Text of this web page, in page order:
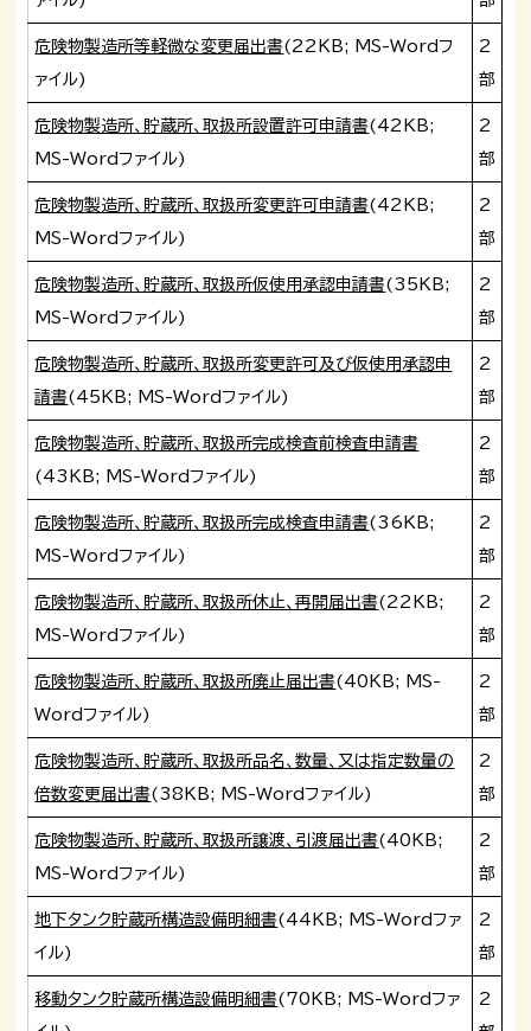
危険物製造所等軽微な変更届出書(22KB; MS-Wordフ
ァイル)
2
部
危険物製造所、貯蔵所、取扱所設置許可申請書(42KB;
MS-Wordファイル)
2
部
危険物製造所、貯蔵所、取扱所変更許可申請書(42KB;
MS-Wordファイル)
2
部
危険物製造所、貯蔵所、取扱所仮使用承認申請書(35KB;
MS-Wordファイル)
2
部
危険物製造所、貯蔵所、取扱所変更許可及び仮使用承認申
請書(45KB; MS-Wordファイル)
2
部
危険物製造所、貯蔵所、取扱所完成検査前検査申請書
(43KB; MS-Wordファイル)
2
部
危険物製造所、貯蔵所、取扱所完成検査申請書(36KB;
MS-Wordファイル)
2
部
危険物製造所、貯蔵所、取扱所休止、再開届出書(22KB;
MS-Wordファイル)
2
部
危険物製造所、貯蔵所、取扱所廃止届出書(40KB; MS-
Wordファイル)
2
部
危険物製造所、貯蔵所、取扱所品名、数量、又は指定数量の
倍数変更届出書(38KB; MS-Wordファイル)
2
部
危険物製造所、貯蔵所、取扱所譲渡、引渡届出書(40KB;
MS-Wordファイル)
2
部
地下タンク貯蔵所構造設備明細書(44KB; MS-Wordファ
イル)
2
部
移動タンク貯蔵所構造設備明細書(70KB; MS-Wordファ
2